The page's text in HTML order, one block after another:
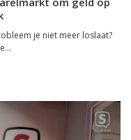
je niet meer loslaat?